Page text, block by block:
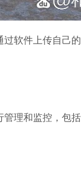
软件上传自己
理和监控，包